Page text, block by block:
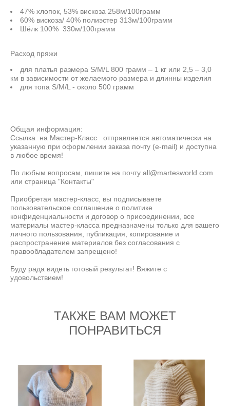
47% хлопок, 53% вискоза 258м/100грамм
60% вискоза/ 40% полиэстер 313м/100грамм
Шёлк 100% 330м/100грамм
Расход пряжи
для платья размера S/M/L 800 грамм – 1 кг или 2,5 – 3,0
км в зависимости от желаемого размера и длинны изделия
для топа S/M/L - около 500 грамм
Общая информация:
Ссылка на Мастер-Класс отправляется автоматически на
указанную при оформлении заказа почту (e-mail) и доступна
в любое время!
По любым вопросам, пишите на почту all@martesworld.com
или страница "Контакты"
Приобретая мастер-класс, вы подписываете
пользовательское соглашение о политике
конфиденциальности и договор о присоединении, все
материалы мастер-класса предназначены только для вашего
личного пользования, публикация, копирование и
распространение материалов без согласования с
правообладателем запрещено!
Буду рада видеть готовый результат! Вяжите с
удовольствием!
ТАКЖЕ ВАМ МОЖЕТ
ПОНРАВИТЬСЯ